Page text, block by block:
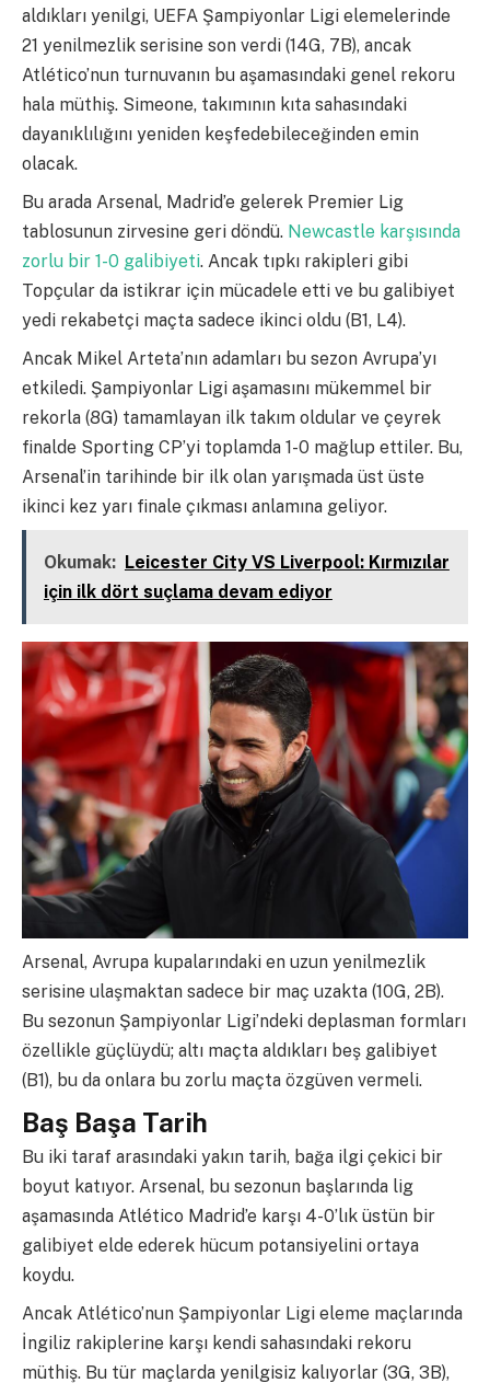
aldıkları yenilgi, UEFA Şampiyonlar Ligi elemelerinde
21 yenilmezlik serisine son verdi (14G, 7B), ancak
Atlético’nun turnuvanın bu aşamasındaki genel rekoru
hala müthiş. Simeone, takımının kıta sahasındaki
dayanıklılığını yeniden keşfedebileceğinden emin
olacak.
Bu arada Arsenal, Madrid’e gelerek Premier Lig
tablosunun zirvesine geri döndü. Newcastle karşısında
zorlu bir 1-0 galibiyeti. Ancak tıpkı rakipleri gibi
Topçular da istikrar için mücadele etti ve bu galibiyet
yedi rekabetçi maçta sadece ikinci oldu (B1, L4).
Ancak Mikel Arteta’nın adamları bu sezon Avrupa’yı
etkiledi. Şampiyonlar Ligi aşamasını mükemmel bir
rekorla (8G) tamamlayan ilk takım oldular ve çeyrek
finalde Sporting CP’yi toplamda 1-0 mağlup ettiler. Bu,
Arsenal’in tarihinde bir ilk olan yarışmada üst üste
ikinci kez yarı finale çıkması anlamına geliyor.
Okumak: Leicester City VS Liverpool: Kırmızılar
için ilk dört suçlama devam ediyor
Arsenal, Avrupa kupalarındaki en uzun yenilmezlik
serisine ulaşmaktan sadece bir maç uzakta (10G, 2B).
Bu sezonun Şampiyonlar Ligi’ndeki deplasman formları
özellikle güçlüydü; altı maçta aldıkları beş galibiyet
(B1), bu da onlara bu zorlu maçta özgüven vermeli.
Baş Başa Tarih
Bu iki taraf arasındaki yakın tarih, bağa ilgi çekici bir
boyut katıyor. Arsenal, bu sezonun başlarında lig
aşamasında Atlético Madrid’e karşı 4-0’lık üstün bir
galibiyet elde ederek hücum potansiyelini ortaya
koydu.
Ancak Atlético’nun Şampiyonlar Ligi eleme maçlarında
İngiliz rakiplerine karşı kendi sahasındaki rekoru
müthiş. Bu tür maçlarda yenilgisiz kalıyorlar (3G, 3B),